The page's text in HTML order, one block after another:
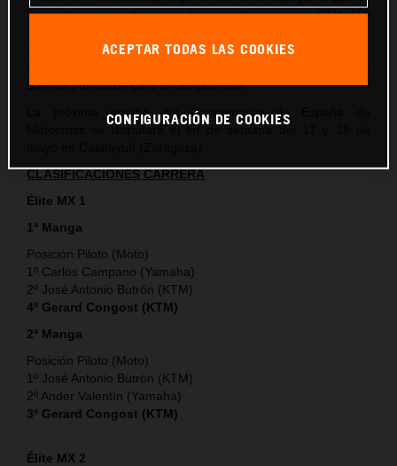
firmando una cuarta y una tercera plaza con su KTM 450
aspiraba, sí que le permiten al piloto de KTM España adquirir
buenos puntos de cara al campeonato.
La próxima prueba del Campeonato de España de
CLASIFICACIONES CARRERA
Élite MX 1
1ª Manga
Posición Piloto (Moto)
1º Carlos Campano (Yamaha)
2º José Antonio Butrón (KTM)
4º Gerard Congost (KTM)
2ª Manga
Posición Piloto (Moto)
1º José Antonio Butrón (KTM)
2º Ander Valentín (Yamaha)
3º Gerard Congost (KTM)
Élite MX 2
ACEPTAR TODAS LAS COOKIES
CONFIGURACIÓN DE COOKIES